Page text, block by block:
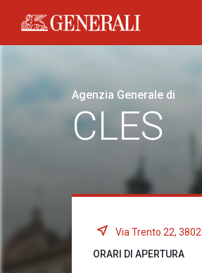
Generali logo
Agenzia Generale di
CLES
Via Trento 22,
ORARI DI APERTURA